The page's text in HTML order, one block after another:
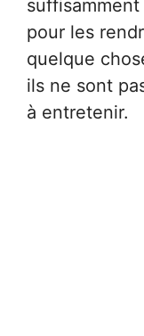
pour les
quelque
ils ne sont
à entretenir.